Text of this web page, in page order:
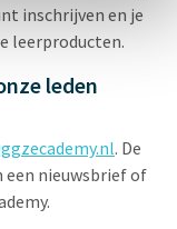
inschrijven en je
leerproducten.
leden
. De
nieuwsbrief of